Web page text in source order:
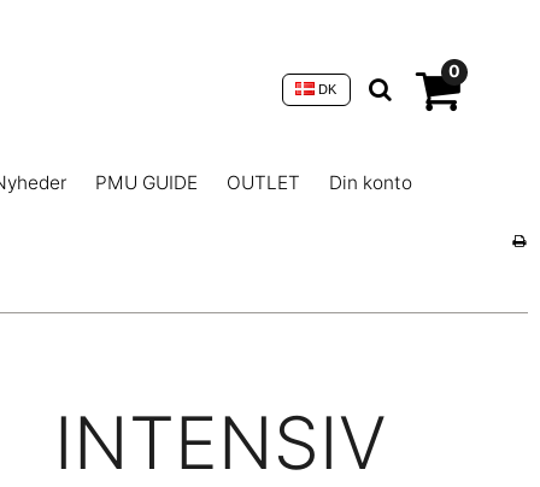
0
DK
PMU GUIDE OUTLET Din konto
INTENSIV